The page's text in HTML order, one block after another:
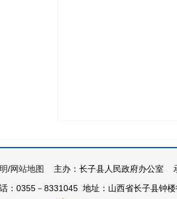
/网站地图
主办：长子县人民政府办公室
：0355－8331045 地址：山西省长子县钟